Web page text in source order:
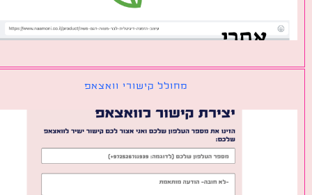
מחולל קישורי וואצאפ